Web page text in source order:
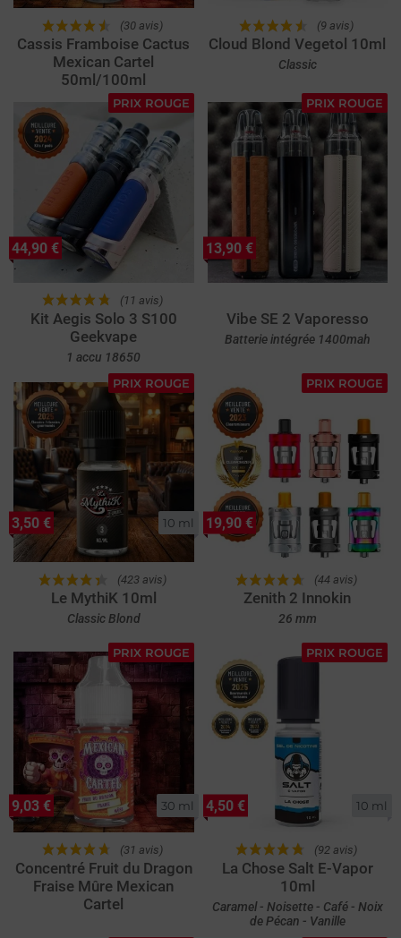
(30 avis)
Cassis Framboise Cactus
Mexican Cartel
50ml/100ml
(9 avis)
Cloud Blond Vegetol 10ml
Classic
PRIX ROUGE
(11 avis)
Kit Aegis Solo 3 S100
Geekvape
1 accu 18650
44,90 €
PRIX ROUGE
Vibe SE 2 Vaporesso
Batterie intégrée 1400mah
13,90 €
PRIX ROUGE
10 ml
(423 avis)
Le MythiK 10ml
Classic Blond
3,50 €
PRIX ROUGE
(44 avis)
Zenith 2 Innokin
26 mm
19,90 €
PRIX ROUGE
30 ml
(31 avis)
Concentré Fruit du Dragon
Fraise Mûre Mexican
Cartel
9,03 €
PRIX ROUGE
10 ml
(92 avis)
La Chose Salt E-Vapor
10ml
Caramel - Noisette - Café - Noix
de Pécan - Vanille
4,50 €